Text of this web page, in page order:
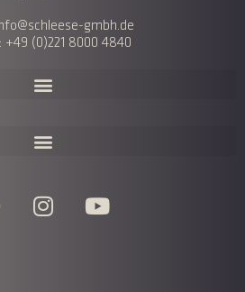
gmbh.de
+49 (0)221 8000 4840